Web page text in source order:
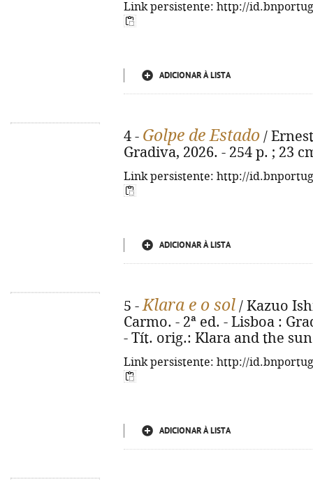
Link persistente: http://
ADICIONAR À LISTA
4 - Golpe de Estado /
Gradiva, 2026. - 254 p. ; 23
Link persistente: http://
ADICIONAR À LISTA
5 -Klara e o sol / Kazuo
Carmo. - 2ª ed. - Lisboa :
- Tít. orig.: Klara and the
Link persistente: http://
ADICIONAR À LISTA